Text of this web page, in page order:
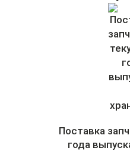
Поставка
года